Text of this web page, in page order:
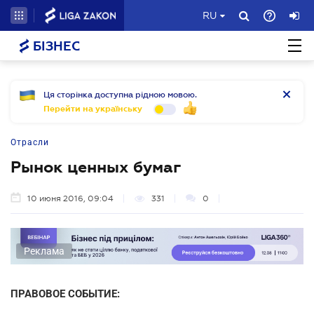
RU
БІЗНЕС
Ця сторінка доступна рідною мовою.
Перейти на українську
Отрасли
Рынок ценных бумаг
10 июня 2016, 09:04 331 0
Реклама
ПРАВОВОЕ СОБЫТИЕ: